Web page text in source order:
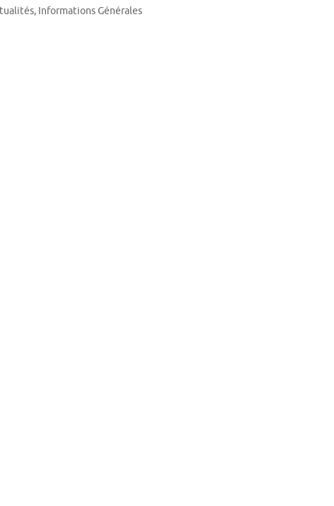
, Informations Générales